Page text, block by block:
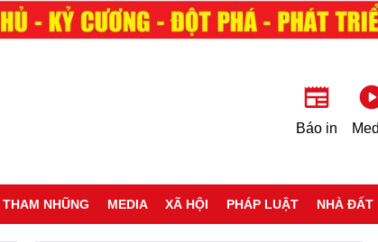
Báo in
NHŨNG MEDIA XÃ HỘI PHÁP LUẬT NHÀ ĐẤT